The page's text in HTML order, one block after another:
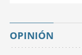
OPINIÓN